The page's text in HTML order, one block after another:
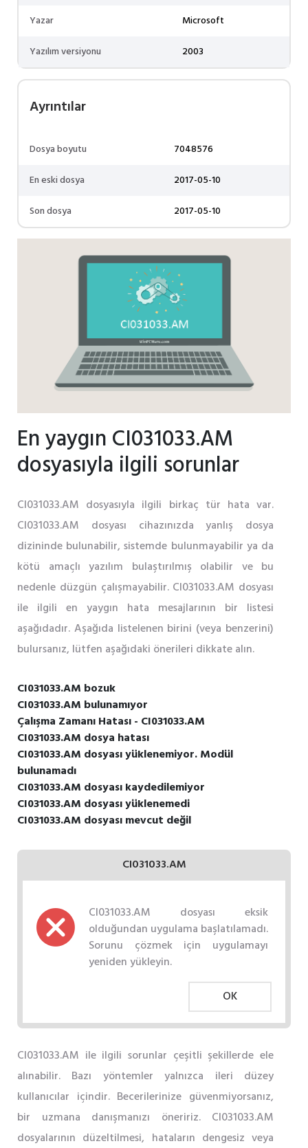
Yazar
Microsoft
Yazılım versiyonu
2003
Ayrıntılar
Dosya boyutu
7048576
En eski dosya
2017-05-10
Son dosya
2017-05-10
En yaygın CI031033.AM
dosyasıyla ilgili sorunlar
CI031033.AM dosyasıyla ilgili birkaç tür hata var.
CI031033.AM dosyası cihazınızda yanlış dosya
dizininde bulunabilir, sistemde bulunmayabilir ya da
kötü amaçlı yazılım bulaştırılmış olabilir ve bu
nedenle düzgün çalışmayabilir. CI031033.AM dosyası
ile ilgili en yaygın hata mesajlarının bir listesi
aşağıdadır. Aşağıda listelenen birini (veya benzerini)
bulursanız, lütfen aşağıdaki önerileri dikkate alın.
CI031033.AM bozuk
CI031033.AM bulunamıyor
Çalışma Zamanı Hatası - CI031033.AM
CI031033.AM dosya hatası
CI031033.AM dosyası yüklenemiyor. Modül
bulunamadı
CI031033.AM dosyası kaydedilemiyor
CI031033.AM dosyası yüklenemedi
CI031033.AM dosyası mevcut değil
CI031033.AM
CI031033.AM dosyası eksik
olduğundan uygulama başlatılamadı.
Sorunu çözmek için uygulamayı
yeniden yükleyin.
OK
CI031033.AM ile ilgili sorunlar çeşitli şekillerde ele
alınabilir. Bazı yöntemler yalnızca ileri düzey
kullanıcılar içindir. Becerilerinize güvenmiyorsanız,
bir uzmana danışmanızı öneririz. CI031033.AM
dosyalarının düzeltilmesi, hataların dengesiz veya